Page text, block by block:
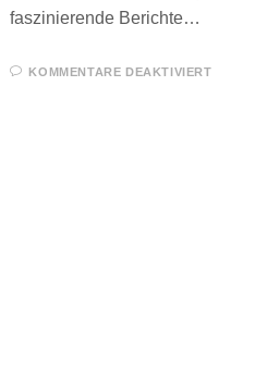
faszinierende Berichte…
KOMMENTARE DEAKTIVIERTFÜR